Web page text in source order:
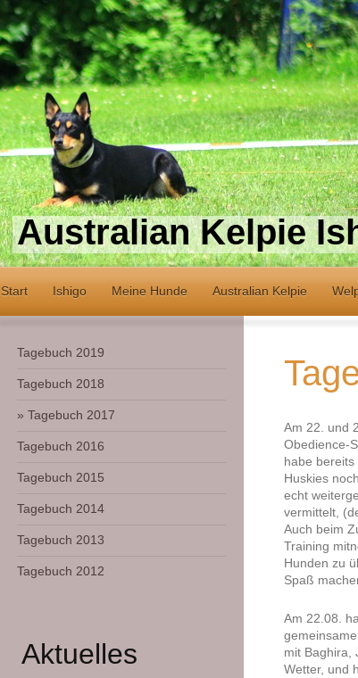
Australian Kelpie
Start Ishigo Meine Hunde Australian Kelpie
Am 22. und
Obedience-
habe
Huskies
echt
vermittelt,
Auch beim
Training
Hunden zu
Spaß
Am 22.08.
mit Baghira,
Wetter, und
Tagebuch 2019
Tagebuch 2018
Tagebuch 2017
Tagebuch 2016
Tagebuch 2015
Tagebuch 2014
Tagebuch 2013
Tagebuch 2012
Aktuelles